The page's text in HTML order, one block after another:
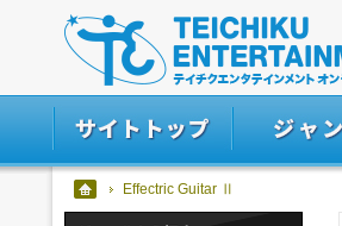
Effectric Guitar Ⅱ